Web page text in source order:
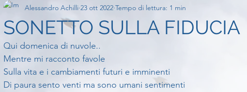
SONETTO SULLA FIDUCIA
Alessandro Achilli 23 ott 2022 Tempo di lettura: 1 min
Qui domenica di nuvole..
Mentre mi racconto favole
Sulla vita e i cambiamenti futuri e imminenti
Di paura sento venti ma sono umani sentimenti